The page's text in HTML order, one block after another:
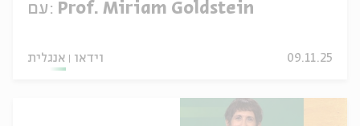
עם: Prof. Miriam Goldstein
אנגלית וידאו 09.11.25